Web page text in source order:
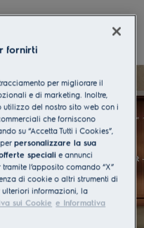
acqua.
fino a soli
fornirti
per migliorare il
e di marketing. Inoltre,
del nostro sito web con i
che forniscono
su “Accetta Tutti i Cookies”,
perpersonalizzare la sua
speciali e annunci
l’apposito comando “X”
di cookie o altri strumenti di
informazioni, la
sui Cookie e Informativa